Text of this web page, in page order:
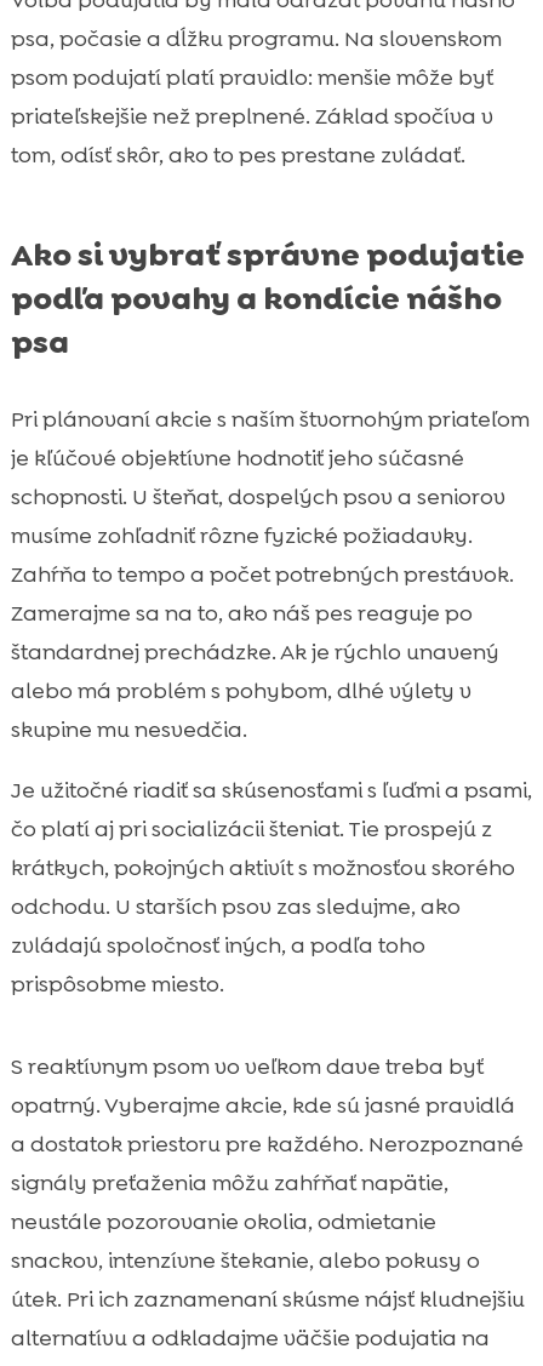
psa, počasie a dĺžku programu. Na slovenskom
psom podujatí platí pravidlo: menšie môže byť
priateľskejšie než preplnené. Základ spočíva v
tom, odísť skôr, ako to pes prestane zvládať.
Ako si vybrať správne podujatie
podľa povahy a kondície nášho
psa
Pri plánovaní akcie s naším štvornohým priateľom
je kľúčové objektívne hodnotiť jeho súčasné
schopnosti. U šteňat, dospelých psov a seniorov
musíme zohľadniť rôzne fyzické požiadavky.
Zahŕňa to tempo a počet potrebných prestávok.
Zamerajme sa na to, ako náš pes reaguje po
štandardnej prechádzke. Ak je rýchlo unavený
alebo má problém s pohybom, dlhé výlety v
skupine mu nesvedčia.
Je užitočné riadiť sa skúsenosťami s ľuďmi a psami,
čo platí aj pri socializácii šteniat. Tie prospejú z
krátkych, pokojných aktivít s možnosťou skorého
odchodu. U starších psov zas sledujme, ako
zvládajú spoločnosť iných, a podľa toho
prispôsobme miesto.
S reaktívnym psom vo veľkom dave treba byť
opatrný. Vyberajme akcie, kde sú jasné pravidlá
a dostatok priestoru pre každého. Nerozpoznané
signály preťaženia môžu zahŕňať napätie,
neustále pozorovanie okolia, odmietanie
snackov, intenzívne štekanie, alebo pokusy o
útek. Pri ich zaznamenaní skúsme nájsť kludnejšiu
alternatívu a odkladajme väčšie podujatia na